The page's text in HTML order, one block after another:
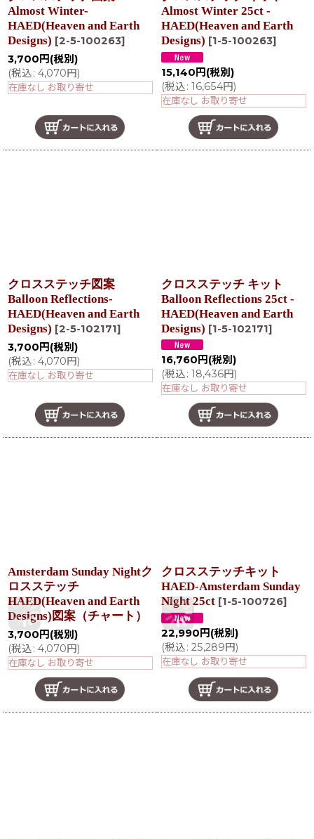
Almost Winter-
HAED(Heaven and Earth
Designs) [2-5-100263]
3,700 円 (税別)
(税込: 4,070円)
在庫なし お取り寄せ
Almost Winter 25ct -
HAED(Heaven and Earth
Designs) [1-5-100263]
15,140 円 (税別)
(税込: 16,654円)
在庫なし お取り寄せ
クロスステッチ図案
Balloon Reflections-
HAED(Heaven and Earth
Designs) [2-5-102171]
3,700 円 (税別)
(税込: 4,070円)
在庫なし お取り寄せ
クロスステッチ キット
Balloon Reflections 25ct -
HAED(Heaven and Earth
Designs) [1-5-102171]
16,760 円 (税別)
(税込: 18,436円)
在庫なし お取り寄せ
Amsterdam Sunday Nightク
ロスステッチ
HAED(Heaven and Earth
Designs)図案（チャート）
3,700 円 (税別)
(税込: 4,070円)
在庫なし お取り寄せ
クロスステッチキット
HAED-Amsterdam Sunday
Night 25ct [1-5-100726]
22,990 円 (税別)
(税込: 25,289円)
在庫なし お取り寄せ